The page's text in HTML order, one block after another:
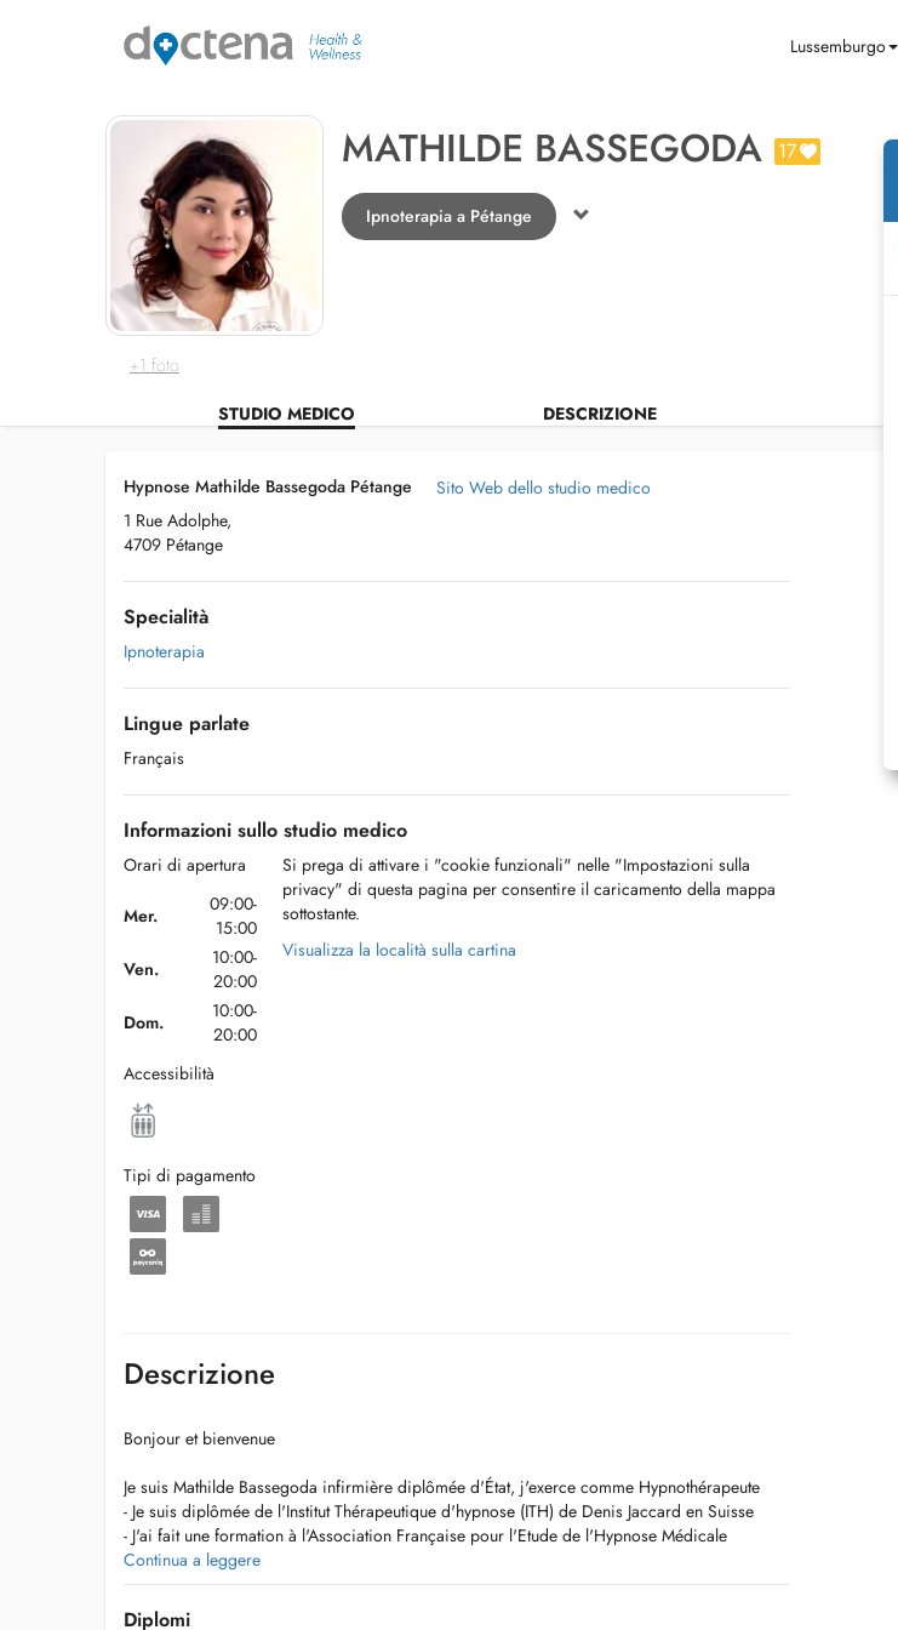
Lussemburgo
+1 foto
MATHILDE BASSEGODA 17
Ipnoterapia a Pétange
STUDIO MEDICO DESCRIZIONE
Hypnose Mathilde Bassegoda Pétange
1 Rue Adolphe,
4709 Pétange
Sito Web dello studio medico
Specialità
Ipnoterapia
Lingue parlate
Français
Informazioni sullo studio medico
Orari di apertura
Mer.
09:00-
15:00
Ven.
10:00-
20:00
Dom.
10:00-
20:00
Accessibilità
Tipi di pagamento
Si prega di attivare i "cookie funzionali" nelle "Impostazioni sulla
privacy" di questa pagina per consentire il caricamento della mappa
sottostante.
Visualizza la località sulla cartina
Descrizione
Bonjour et bienvenue
Je suis Mathilde Bassegoda infirmière diplômée d'État, j'exerce comme Hypnothérapeute
- Je suis diplômée de l'Institut Thérapeutique d'hypnose (ITH) de Denis Jaccard en Suisse
- J'ai fait une formation à l'Association Française pour l'Etude de l'Hypnose Médicale
(AFEHM) à Paris.
- J'ai été formée à Nice à l'hypnose rapide avec Jordan Verot.
- Je suis également titulaire du certificat HypnoMaternelle : préparation à l'accouchement et
Continua a leggere
Diplomi